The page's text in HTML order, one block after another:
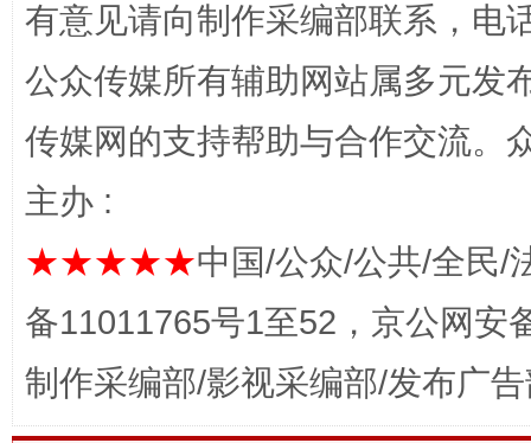
习近平的博鳌关键词
有意见请向制作采编部联系，电
公众传媒所有辅助网站属多元发
传媒网的支持帮助与合作交流。
主办 :
★★★★★中国/公众/公共/全民/
备11011765号1至52，京公网安
制作采编部/影视采编部/发布广